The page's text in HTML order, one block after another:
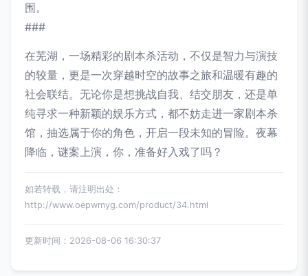
围。
###
在芜湖，一场精彩的剧本杀活动，不仅是智力与演技
的较量，更是一次穿越时空的故事之旅和温暖有趣的
社会联结。无论你是想挑战自我、结交朋友，还是单
纯寻求一种新颖的娱乐方式，都不妨走进一家剧本杀
馆，抽选属于你的角色，开启一段未知的冒险。夜幕
降临，谜案上演，你，准备好入戏了吗？
如若转载，请注明出处：
http://www.oepwmyg.com/product/34.html
更新时间：2026-08-06 16:30:37